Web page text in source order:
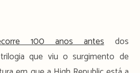
100 anos antesdos
que viu o surgimento de